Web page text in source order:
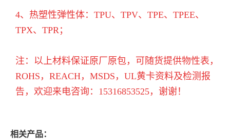
4、热塑性弹性体：TPU、TPV、TPE、TPEE、
TPX、TPR；
注：以上材料保证原厂原包，可随货提供物性表，
ROHS，REACH，MSDS，UL黄卡资料及检测报
告，欢迎来电咨询：15316853525，谢谢！
相关产品：